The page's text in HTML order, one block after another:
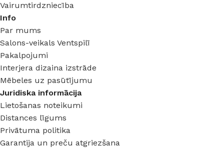
Vairumtirdzniecība
Info
Par mums
Salons-veikals Ventspilī
Pakalpojumi
Interjera dizaina izstrāde
Mēbeles uz pasūtījumu
Juridiska informācija
Lietošanas noteikumi
Distances līgums
Privātuma politika
Garantija un preču atgriezšana